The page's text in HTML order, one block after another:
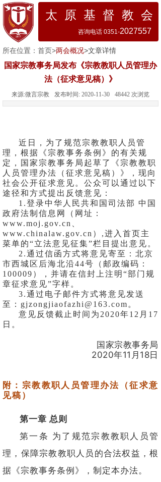
太 原 基 督 教 会
咨询电话 0351-2027557
所在位置： 首页>两会概况>文章详情
国家宗教事务局发布《宗教教职人员管理办
法（征求意见稿）》
来源:微言宗教 发布时间: 2020-11-30 48442 次浏览
近日，为了规范宗教教职人员管
理，根据《宗教事务条例》的有关规
定，国家宗教事务局起草了《宗教教职
人员管理办法（征求意见稿）》，现向
社会公开征求意见。公众可以通过以下
途径和方式提出反馈意见：
1.登录中华人民共和国司法部 中国
政府法制信息网（网址：
www.moj.gov.cn、
www.chinalaw.gov.cn）,进入首页主
菜单的“立法意见征集”栏目提出意见。
2.通过信函方式将意见寄至：北京
市西城区后海北沿44号（邮政编码：
100009），并请在信封上注明“部门规
章征求意见”字样。
3.通过电子邮件方式将意见发送
至：gjzongjiaofazhi@163.com。
意见反馈截止时间为2020年12月17
日。
国家宗教事务局
2020年11月18日
附：宗教教职人员管理办法（征求意
见稿）
第一章 总则
第一条 为了规范宗教教职人员管
理，保障宗教教职人员的合法权益，根
据《宗教事务条例》，制定本办法。